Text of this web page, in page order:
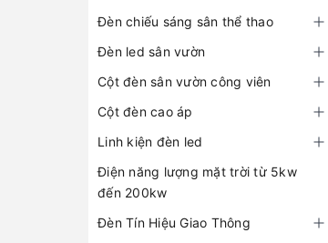
Đèn chiếu sáng sân thể thao
Đèn led sân vườn
Cột đèn sân vườn công viên
Cột đèn cao áp
Linh kiện đèn led
Điện năng lượng mặt trời từ 5kw
đến 200kw
Đèn Tín Hiệu Giao Thông